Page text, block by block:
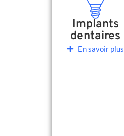
Implants
dentaires
En savoir plus